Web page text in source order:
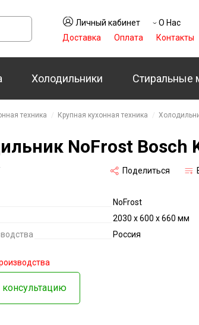
Личный кабинет
О Нас
Доставка
Оплата Контакты
Холодильники Стиральные
техника Крупная кухонная техника
NoFrost Bosch
Поделиться
NoFrost
2030 x 600 x 660 мм
Россия
консультацию